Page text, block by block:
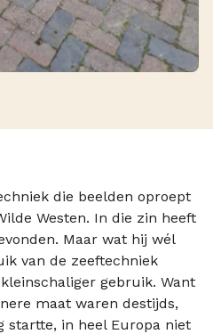
die beelden oproept
Westen. In die zin heeft
Maar wat hij wél
van de zeeftechniek
gebruik. Want
maat waren destijds,
startte, in heel Europa niet